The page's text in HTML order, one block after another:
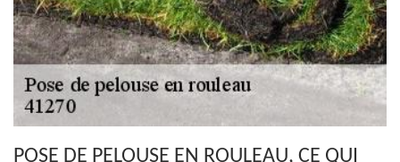
POSE DE PELOUSE EN ROULEAU, CE QUI